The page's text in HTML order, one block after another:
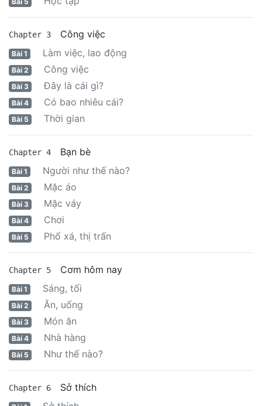
Chapter 3 Công việc
Bài 1 Làm việc, lao động
Bài 2 Công việc
Bài 3 Đây là cái gì?
Bài 4 Có bao nhiêu cái?
Bài 5 Thời gian
Chapter 4 Bạn bè
Bài 1 Người như thế nào?
Bài 2 Mặc áo
Bài 3 Mặc váy
Bài 4 Chơi
Bài 5 Phố xá, thị trấn
Chapter 5 Cơm hôm nay
Bài 1 Sáng, tối
Bài 2 Ăn, uống
Bài 3 Món ăn
Bài 4 Nhà hàng
Bài 5 Như thế nào?
Chapter 6 Sở thích